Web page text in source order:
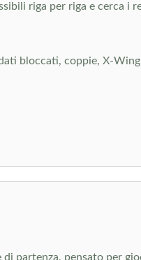
riga per riga e cerca i
bloccati, coppie, X-
partenza, pensato per